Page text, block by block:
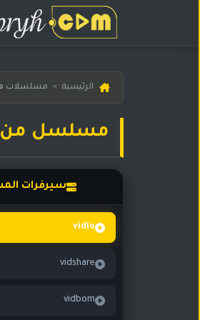
الرئيسية » مسلسلات
مسلسل من
سيرفرات
vidlo
vidshare
vidbom